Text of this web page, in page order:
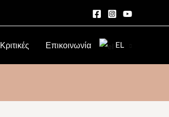
Κριτικές Επικοινωνία EL